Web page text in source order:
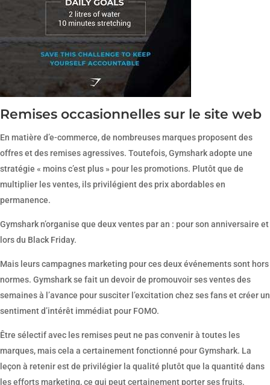
Remises occasionnelles sur le site web
En matière d’e-commerce, de nombreuses marques proposent des
offres et des remises agressives. Toutefois, Gymshark adopte une
stratégie « moins c’est plus » pour les promotions. Plutôt que de
multiplier les ventes, ils privilégient des prix abordables en
permanence.
Gymshark n’organise que deux ventes par an : pour son anniversaire et
lors du Black Friday.
Mais leurs campagnes marketing pour ces deux événements sont hors
normes. Gymshark se fait un devoir de promouvoir ses ventes des
semaines à l’avance pour susciter l’excitation chez ses fans et créer un
sentiment d’intérêt immédiat pour FOMO.
Être sélectif avec les remises peut ne pas convenir à toutes les
marques, mais cela a certainement fonctionné pour Gymshark. La
leçon à retenir est de privilégier la qualité plutôt que la quantité dans
les efforts marketing, ce qui peut certainement porter ses fruits.